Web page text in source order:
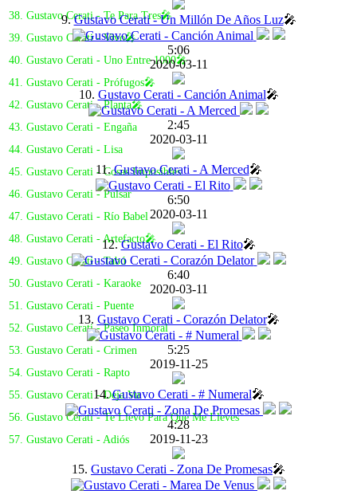
38. Gustavo Cerati - Te Para Tres🎤
39. Gustavo Cerati - Vivo🎤
40. Gustavo Cerati - Uno Entre 1000🎤
41. Gustavo Cerati - Prófugos🎤
42. Gustavo Cerati - Planta🎤
43. Gustavo Cerati - Engaña
44. Gustavo Cerati - Lisa
45. Gustavo Cerati - Cosas Imposibles
46. Gustavo Cerati - Pulsar
47. Gustavo Cerati - Río Babel
48. Gustavo Cerati - Artefacto🎤
49. Gustavo Cerati - Tabú
50. Gustavo Cerati - Karaoke
51. Gustavo Cerati - Puente
52. Gustavo Cerati - Paseo Inmoral
53. Gustavo Cerati - Crimen
54. Gustavo Cerati - Rapto
55. Gustavo Cerati - Deja Vu
56. Gustavo Cerati - Te Llevo Para Que Me Lleves
57. Gustavo Cerati - Adiós
9.Gustavo Cerati - Un Millón De Años Luz🎤
5:06
2020-03-11
10. Gustavo Cerati - Canción Animal🎤
2:45
2020-03-11
11.Gustavo Cerati - A Merced🎤
6:50
2020-03-11
12.Gustavo Cerati - El Rito🎤
6:40
2020-03-11
13. Gustavo Cerati - Corazón Delator🎤
5:25
2019-11-25
14.Gustavo Cerati - # Numeral🎤
4:28
2019-11-23
15. Gustavo Cerati - Zona De Promesas🎤